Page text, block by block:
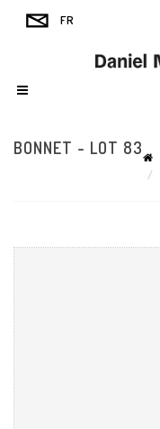
BONNET - LOT 83